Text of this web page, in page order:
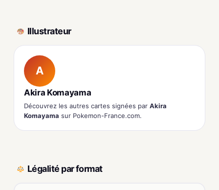
Illustrateur
A
Akira Komayama
Découvrez les autres cartes signées par Akira
Komayama sur Pokemon-France.com.
Légalité par format